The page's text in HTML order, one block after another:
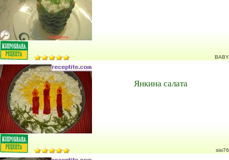
BABY
Янкина салата
sisi76